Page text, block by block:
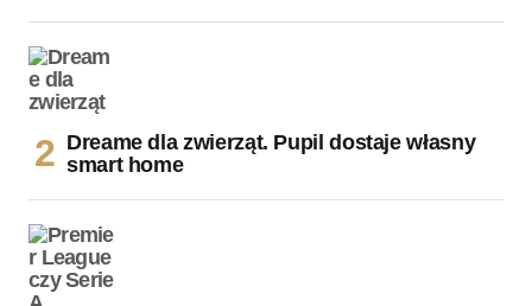
Dreame dla zwierząt. Pupil dostaje własny
smart home